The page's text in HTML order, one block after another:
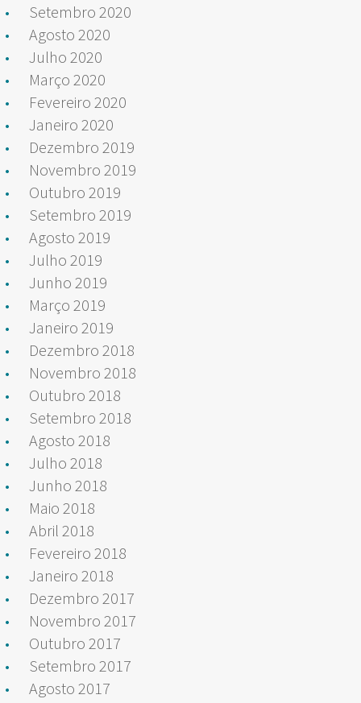
Setembro 2020
Agosto 2020
Julho 2020
Março 2020
Fevereiro 2020
Janeiro 2020
Dezembro 2019
Novembro 2019
Outubro 2019
Setembro 2019
Agosto 2019
Julho 2019
Junho 2019
Março 2019
Janeiro 2019
Dezembro 2018
Novembro 2018
Outubro 2018
Setembro 2018
Agosto 2018
Julho 2018
Junho 2018
Maio 2018
Abril 2018
Fevereiro 2018
Janeiro 2018
Dezembro 2017
Novembro 2017
Outubro 2017
Setembro 2017
Agosto 2017